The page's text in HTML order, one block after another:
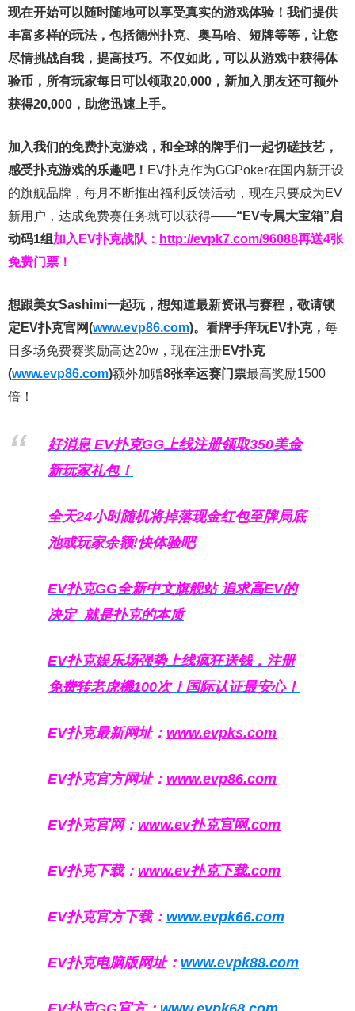
现在开始可以随时随地可以享受真实的游戏体验！我们提供
丰富多样的玩法，包括德州扑克、奥马哈、短牌等等，让您
尽情挑战自我，提高技巧。不仅如此， 可以从游戏中获得体
验币，所有玩家每日可以领取20,000，新加入朋友还可额外
获得20,000，助您迅速上手。
加入我们的免费扑克游戏，和全球的牌手们一起切磋技艺，
感受扑克游戏的乐趣吧！ EV扑克作为GGPoker在国内新开设
的旗舰品牌，每月不断推出福利反馈活动，现在只要成为EV
新用户，达成免费赛任务就可以获得——“EV专属大宝箱”启
动码1组 加入EV扑克战队： http://evpk7.com/96088再送4张
免费门票！
想跟美女Sashimi一起玩， 想知道最新资讯与赛程， 敬请锁
定EV扑克官网(www.evp86.com)。 看牌手痒玩EV扑克， 每
日多场免费赛奖励高达20w，现在注册EV扑克
(www.evp86.com)额外加赠8张幸运赛门票最高奖励1500
倍！
好消息 EV扑克GG上线注册领取350美金
新玩家礼包！
全天24小时随机将掉落现金红包至牌局底
池或玩家余额!快体验吧
EV扑克GG全新中文旗舰站追求高EV的
决定 就是扑克的本质
EV扑克娱乐场强势上线疯狂送钱，注册
免费转老虎機100次！国际认证最安心！
EV扑克最新网址： www.evpks.com
EV扑克官方网址： www.evp86.com
EV扑克官网： www.ev扑克官网.com
EV扑克下载： www.ev扑克下载.com
EV扑克官方下载： www.evpk66.com
EV扑克电脑版网址： www.evpk88.com